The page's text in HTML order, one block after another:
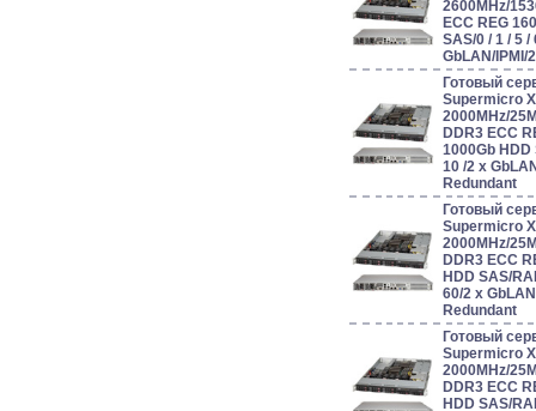
2600MHz/
ECC REG
SAS/0 / 1 / 5 /
GbLAN/IPMI/
Готовый
Supermicro
2000MHz/
DDR3 ECC
1000Gb HDD
10 /2 x
Redundant
Готовый
Supermicro
2000MHz/
DDR3 ECC
HDD SAS/
60/2 x
Redundant
Готовый
Supermicro
2000MHz/
DDR3 ECC
HDD SAS/